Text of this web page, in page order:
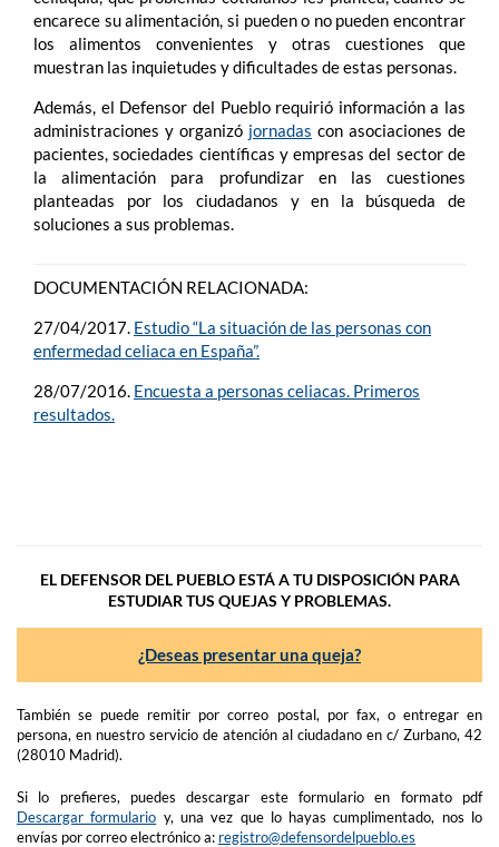
encarece su alimentación, si pueden o no pueden encontrar
los alimentos convenientes y otras cuestiones que
muestran las inquietudes y dificultades de estas personas.
Además, el Defensor del Pueblo requirió información a las
administraciones y organizó jornadas con asociaciones de
pacientes, sociedades científicas y empresas del sector de
la alimentación para profundizar en las cuestiones
planteadas por los ciudadanos y en la búsqueda de
soluciones a sus problemas.
DOCUMENTACIÓN RELACIONADA:
27/04/2017. Estudio “La situación de las personas con
enfermedad celiaca en España”.
28/07/2016. Encuesta a personas celiacas. Primeros
resultados.
EL DEFENSOR DEL PUEBLO ESTÁ A TU DISPOSICIÓN PARA
ESTUDIAR TUS QUEJAS Y PROBLEMAS.
¿Deseas presentar una queja?
También se puede remitir por correo postal, por fax, o entregar en
persona, en nuestro servicio de atención al ciudadano en c/ Zurbano, 42
(28010 Madrid).
Si lo prefieres, puedes descargar este formulario en formato pdf
Descargar formulario y, una vez que lo hayas cumplimentado, nos lo
envías por correo electrónico a: registro@defensordelpueblo.es